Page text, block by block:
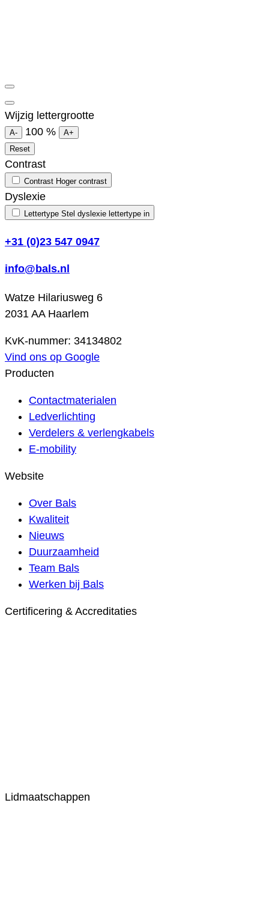
Wijzig lettergrootte
A- 100 %
A+
Reset
Contrast
Contrast Hoger contrast
Dyslexie
Lettertype Stel dyslexie lettertype in
+31 (0)23 547 0947
info@bals.nl
Watze Hilariusweg 6
2031 AA Haarlem
KvK-nummer: 34134802
Vind ons op Google
Producten
Contactmaterialen
Ledverlichting
Verdelers & verlengkabels
E-mobility
Website
Over Bals
Kwaliteit
Nieuws
Duurzaamheid
Team Bals
Werken bij Bals
Certificering & Accreditaties
Lidmaatschappen